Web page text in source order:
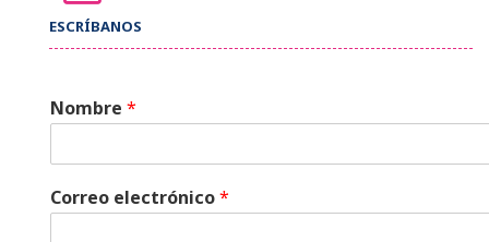
ESCRÍBANOS
Nombre *
Correo electrónico*